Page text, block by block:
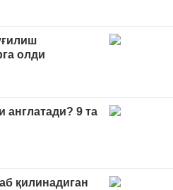
олди
англатади? 9 та
қилинадиган